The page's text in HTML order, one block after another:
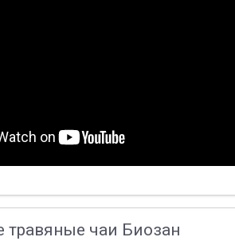
травяные чаи Биозан